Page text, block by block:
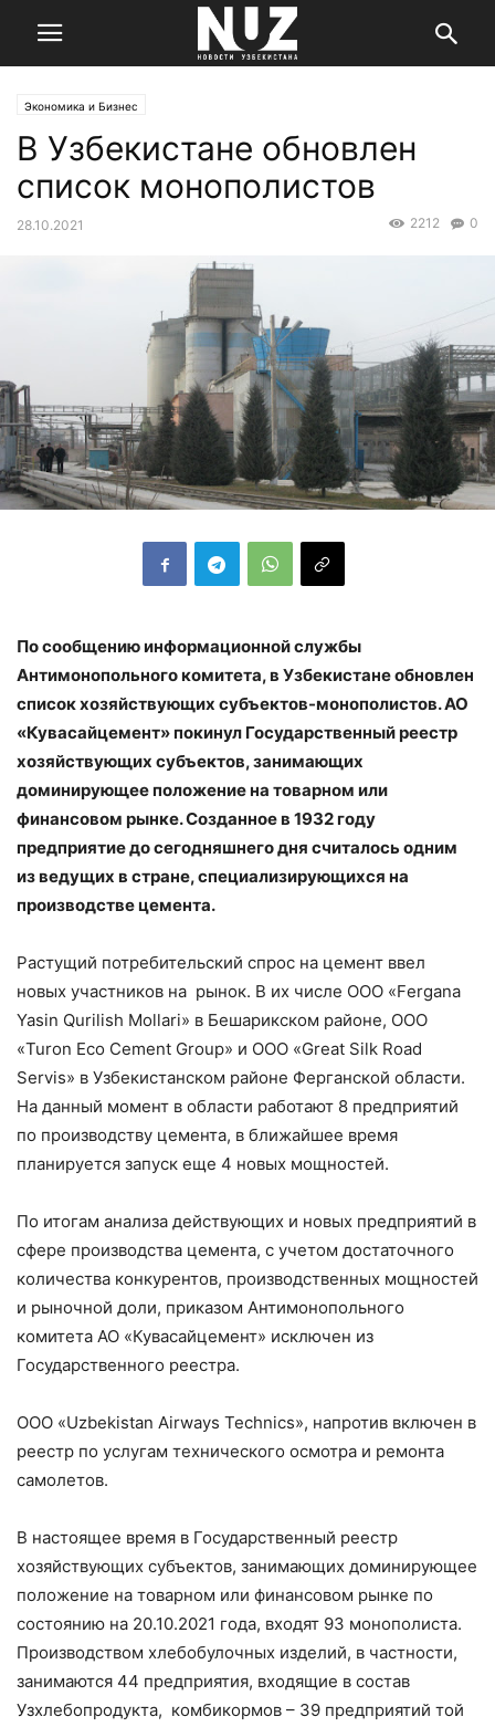
Экономика и Бизнес
В Узбекистане обновлен
список монополистов
28.10.2021 0
2212
По сообщению информационной службы
Антимонопольного комитета, в Узбекистане обновлен
список хозяйствующих субъектов-монополистов. АО
«Кувасайцемент» покинул Государственный реестр
хозяйствующих субъектов, занимающих
доминирующее положение на товарном или
финансовом рынке. Созданное в 1932 году
предприятие до сегодняшнего дня считалось одним
из ведущих в стране, специализирующихся на
производстве цемента.
Растущий потребительский спрос на цемент ввел
новых участников на рынок. В их числе ООО «Fеrgana
Yasin Qurilish Mollari» в Бешарикском районе, ООО
«Turon Eco Cement Group» и ООО «Great Silk Road
Servis» в Узбекистанском районе Ферганской области.
На данный момент в области работают 8 предприятий
по производству цемента, в ближайшее время
планируется запуск еще 4 новых мощностей.
По итогам анализа действующих и новых предприятий в
сфере производства цемента, с учетом достаточного
количества конкурентов, производственных мощностей
и рыночной доли, приказом Антимонопольного
комитета АО «Кувасайцемент» исключен из
Государственного реестра.
ООО «Uzbekistan Airways Technics», напротив включен в
реестр по услугам технического осмотра и ремонта
самолетов.
В настоящее время в Государственный реестр
хозяйствующих субъектов, занимающих доминирующее
положение на товарном или финансовом рынке по
состоянию на 20.10.2021 года, входят 93 монополиста.
Производством хлебобулочных изделий, в частности,
занимаются 44 предприятия, входящие в состав
Узхлебопродукта, комбикормов – 39 предприятий той